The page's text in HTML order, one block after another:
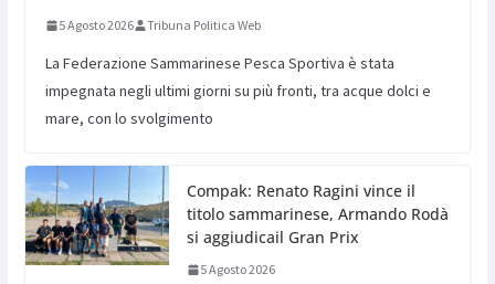
5 Agosto 2026 Tribuna Politica Web
La Federazione Sammarinese Pesca Sportiva è stata
impegnata negli ultimi giorni su più fronti, tra acque dolci e
mare, con lo svolgimento
Compak: Renato Ragini vince il
titolo sammarinese, Armando Rodà
si aggiudicail Gran Prix
5 Agosto 2026